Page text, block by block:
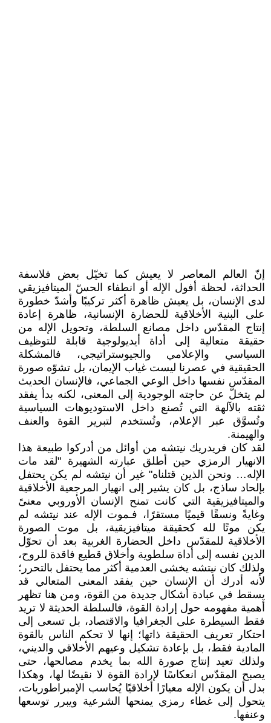
إنّ العالم المعاصر لا يعيش كما تخيّل بعض فلاسفة
الحداثة، لحظة أفول الإله أو انطفاء الحسّ الميتافيزيقي
لدى الإنسان، بل يعيش ظاهرة أكثر تركيبًا وأشدّ خطورة
على البنية الأخلاقية للحضارة الإنسانية، ظاهرة إعادة
إنتاج المقدّس داخل مصانع السلطة، وتحويل الإله من
حقيقة متعالية إلى أداة أيديولوجية قابلة للتوظيف
السياسي والإعلامي والجيوستراتيجي، فالمشكلة
الحقيقية في عصرنا ليست غياب الإيمان، بل تشوّه صورة
المقدّس نفسها داخل الوعي الجماعي، فالإنسان الحديث
لم يتخلّ عن حاجته الوجودية إلى المعنى، لكنه بدأ يفقد
ثقته بالآلهة التي تُصنع داخل الاستوديوهات السياسية
وتُسوَّق عبر الإعلام، وتُستخدم لتبرير القوة والعنف
والهيمنة.
لقد كان فريدريك نيتشه من أوائل من أدركوا طبيعة هذا
الانهيار الرمزي حين أطلق عبارته الشهيرة "لقد مات
الإله… ونحن الذين قتلناه" غير أن نيتشه لم يكن يحتفل
بإلحاد ساذج، بل كان يشير إلى انهيار المرجعية الأخلاقية
والميتافيزيقية التي كانت تمنح الإنسان الأوروبي معنىً
وغايةً ونسقًا قيميًا مستقرًا، فـموت الإله عند نيتشه لم
يكن موتًا لله كحقيقة ميتافيزيقية، بل موت الصورة
الأخلاقية للمقدّس داخل الحضارة الغربية بعد أن تحوّل
الدين نفسه إلى أداة سلطوية وأخلاق قطيع فاقدة للروح،
ولذلك كان نيتشه يخشى العدمية أكثر مما يحتفل بالتحرر؛
لأنه أدرك أن الإنسان حين يفقد المعنى المتعالي قد
يسقط في عبادة أشكال جديدة من القوة، ومن هنا تظهر
أهمية مفهومه حول إرادة القوة، فالسلطة الحديثة لا تريد
فقط السيطرة على الجغرافيا والاقتصاد، بل تسعى إلى
احتكار تعريف الحقيقة ذاتها؛ إنها لا تحكم الناس بالقوة
المادية فقط، بل بإعادة تشكيل وعيهم الأخلاقي والديني،
ولذلك تعيد إنتاج صورة الله بما يخدم مصالحها، حتى
يصبح المقدّس انعكاسًا لإرادة القوة لا نقيضًا لها، وهكذا
بدل أن يكون الإله معيارًا أخلاقيًا يُحاسب الإمبراطوريات،
يتحول إلى غطاء رمزي يمنحها الشرعية ويبرر توسعها
وعنفها.